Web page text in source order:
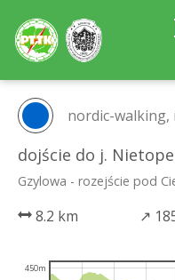
nordic-walking,
dojście do j.
Gzylowa - rozejście pod
8.2 km ↗
450m